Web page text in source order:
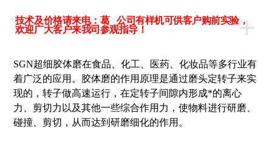
+
技术及价格请来电：葛 公司有样机可供客户购前实验，
欢迎广大客户来我司参观指导！
SGN超细胶体磨在食品、化工、医药、化妆品等多行业有
着广泛的应用。胶体磨的作用原理是通过磨头定转子来实
现的，转子做高速运行，在定转子间隙内形成*的离心
力、剪切力以及其他一些综合作用力，使物料进行研磨、
碰撞、剪切，从而达到研磨细化的作用。